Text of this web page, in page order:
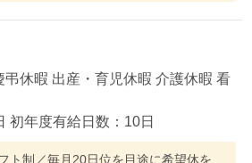
休暇 出産・育児休暇 介護休暇 看
初年度有給日数：10日
ト制／毎月20日位を目途に希望休を